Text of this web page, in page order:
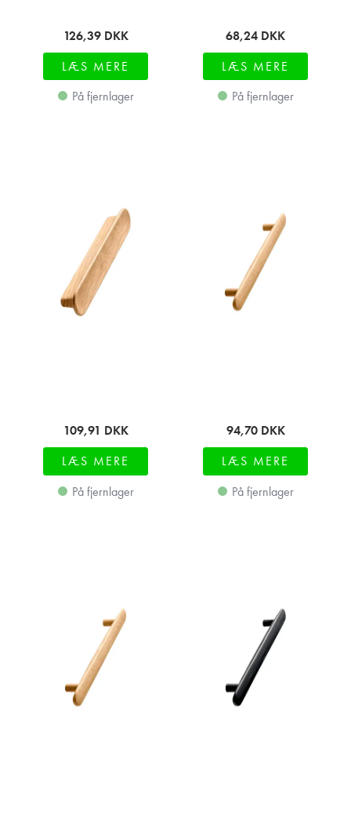
126,39 DKK
LÆS MERE
På fjernlager
68,24 DKK
LÆS MERE
På fjernlager
109,91 DKK
LÆS MERE
På fjernlager
94,70 DKK
LÆS MERE
På fjernlager